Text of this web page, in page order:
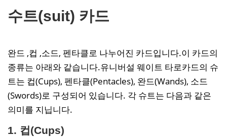
수트(suit) 카드
완드 ,컵 ,소드, 펜타클로 나누어진 카드입니다.이 카드의
종류는 아래와 같습니다.유니버설 웨이트 타로카드의 슈
트는 컵(Cups), 펜타클(Pentacles), 완드(Wands), 소드
(Swords)로 구성되어 있습니다. 각 슈트는 다음과 같은
의미를 지닙니다.
1. 컵(Cups)